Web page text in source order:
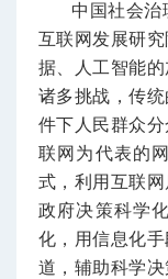
中国社会治
互联网发展研
据、人工智能
诸多挑战，传
件下人民群众
联网为代表的
式，利用互联
政府决策科学
化，用信息化
道，辅助科学